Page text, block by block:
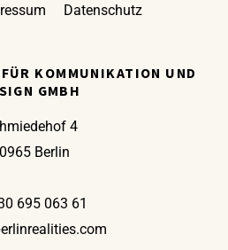
Datenschutz
KOMMUNIKATION UND
GMBH
4
Berlin
695 063 61